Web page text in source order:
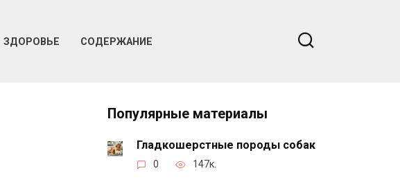
ЗДОРОВЬЕ СОДЕРЖАНИЕ
Популярные материалы
Гладкошерстные породы собак
0 147к.